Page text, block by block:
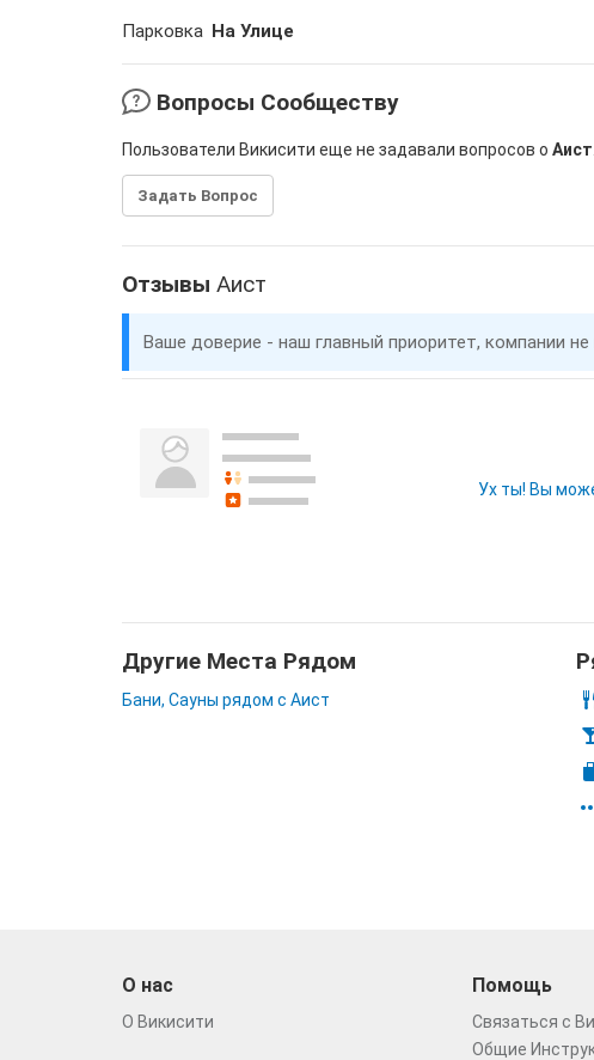
Парковка На Улице
Вопросы Сообществу
Пользователи Викисити еще не задавали вопросов о Аист
Задать Вопрос
Отзывы Аист
Ваше доверие - наш главный приоритет, компании
Ух ты! Вы
Другие Места Рядом
Бани, Сауны рядом с Аист
О нас
О Викисити
Помощь
Связаться с
Общие